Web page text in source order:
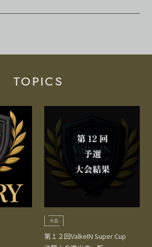
TOPICS
大会
第１２回ValkeIN Super Cup